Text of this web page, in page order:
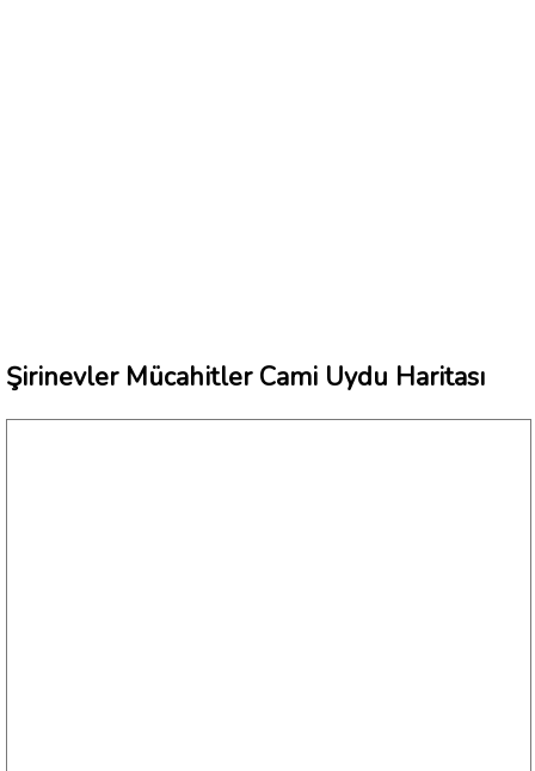
Şirinevler Mücahitler Cami Uydu Haritası